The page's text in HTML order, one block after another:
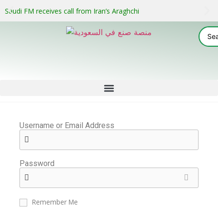
Saudi FM receives call from Iran’s Araghchi
Username or Email Address
Password
Remember Me